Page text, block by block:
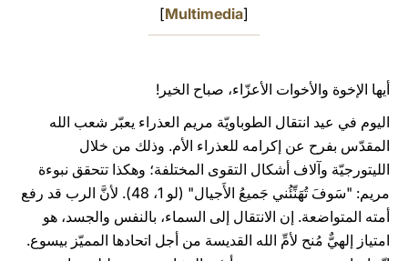
[
Multimedia
]
أيها الإخوة والأخوات الأعزّاء، صباح الخير!
اليوم في عيد انتقال الطوباويّة مريم العذراء يعبّر شعب الله
المقدّس بفرح عن إكرامه للعذراء الأم. وذلك من خلال
الليتورجيّة وآلاف أشكال التقوى المختلفة؛ وهكذا تتحقق نبوءة
مريم: "سَوفَ تُهَنِّئُني جَميعُ الأَجيال" (لو 1، 48). لأنَّ الرب قد رفع
أمته المتواضعة. إن الانتقال إلى السماء، بالنفس والجسد، هو
امتياز إلهيٌّ مُنح لأمِّ الله القديسة من أجل اتحادها المميّز بيسوع.